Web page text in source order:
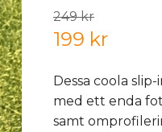
249 kr
199 kr
Dessa coola
med ett enda
samt